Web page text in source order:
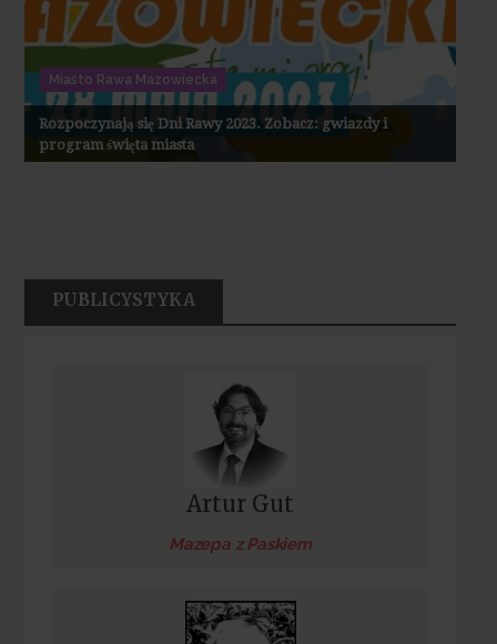
Miasto Rawa Mazowiecka
Rozpoczynają się Dni Rawy 2023. Zobacz: gwiazdy i
program święta miasta
PUBLICYSTYKA
Artur Gut
Mazepa z Paskiem